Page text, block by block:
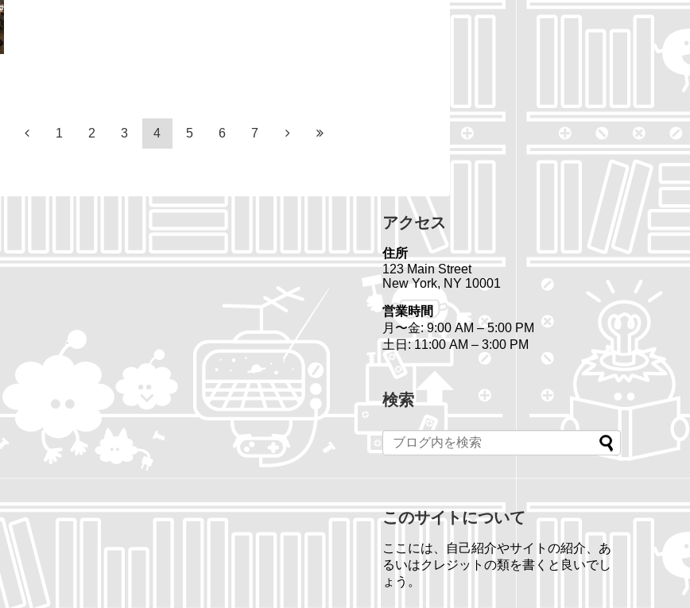
1 2 3 4 5 6 7
アクセス
住所
123 Main Street
New York, NY 10001
営業時間
月〜金: 9:00 AM – 5:00 PM
土日: 11:00 AM – 3:00 PM
検索
このサイトについて
ここには、自己紹介やサイトの紹介、あ
るいはクレジットの類を書くと良いでし
ょう。